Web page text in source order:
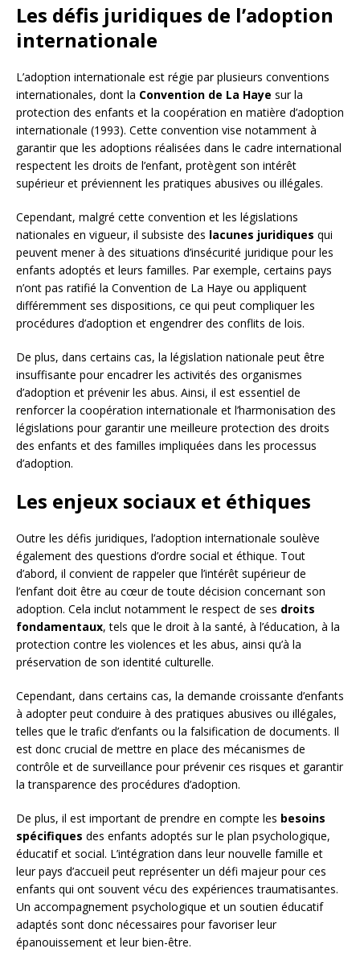
Les défis juridiques de l’adoption
internationale
L’adoption internationale est régie par plusieurs conventions
internationales, dont la Convention de La Haye sur la
protection des enfants et la coopération en matière d’adoption
internationale (1993). Cette convention vise notamment à
garantir que les adoptions réalisées dans le cadre international
respectent les droits de l’enfant, protègent son intérêt
supérieur et préviennent les pratiques abusives ou illégales.
Cependant, malgré cette convention et les législations
nationales en vigueur, il subsiste des lacunes juridiques qui
peuvent mener à des situations d’insécurité juridique pour les
enfants adoptés et leurs familles. Par exemple, certains pays
n’ont pas ratifié la Convention de La Haye ou appliquent
différemment ses dispositions, ce qui peut compliquer les
procédures d’adoption et engendrer des conflits de lois.
De plus, dans certains cas, la législation nationale peut être
insuffisante pour encadrer les activités des organismes
d’adoption et prévenir les abus. Ainsi, il est essentiel de
renforcer la coopération internationale et l’harmonisation des
législations pour garantir une meilleure protection des droits
des enfants et des familles impliquées dans les processus
d’adoption.
Les enjeux sociaux et éthiques
Outre les défis juridiques, l’adoption internationale soulève
également des questions d’ordre social et éthique. Tout
d’abord, il convient de rappeler que l’intérêt supérieur de
l’enfant doit être au cœur de toute décision concernant son
adoption. Cela inclut notamment le respect de ses droits
fondamentaux, tels que le droit à la santé, à l’éducation, à la
protection contre les violences et les abus, ainsi qu’à la
préservation de son identité culturelle.
Cependant, dans certains cas, la demande croissante d’enfants
à adopter peut conduire à des pratiques abusives ou illégales,
telles que le trafic d’enfants ou la falsification de documents. Il
est donc crucial de mettre en place des mécanismes de
contrôle et de surveillance pour prévenir ces risques et garantir
la transparence des procédures d’adoption.
De plus, il est important de prendre en compte les besoins
spécifiques des enfants adoptés sur le plan psychologique,
éducatif et social. L’intégration dans leur nouvelle famille et
leur pays d’accueil peut représenter un défi majeur pour ces
enfants qui ont souvent vécu des expériences traumatisantes.
Un accompagnement psychologique et un soutien éducatif
adaptés sont donc nécessaires pour favoriser leur
épanouissement et leur bien-être.